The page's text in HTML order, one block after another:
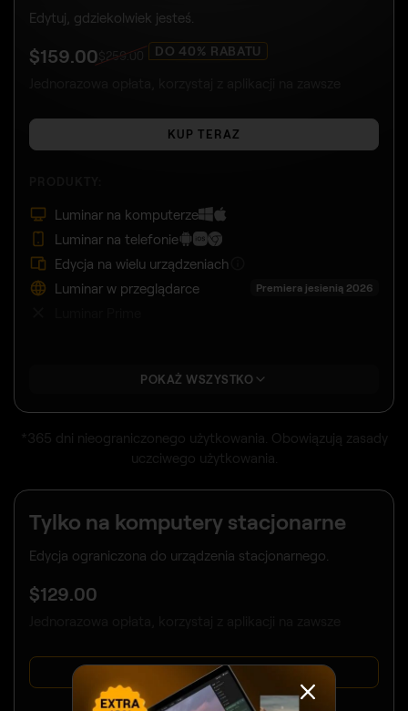
Tylko na komputery stacjonarne
Edycja ograniczona do urządzenia stacjonarnego.
$129.00
KUP TERAZ
Edytuj, gdziekolwiek jesteś.
$159.00 259.00 DO 40% RABATU
KUP TERAZ
Luminar na komputerze
Luminar na telefonie
Edycja na wielu urządzeniach
Luminar w przeglądarce
Premiera jesienią 2026
POKAŻ WSZYSTKO
*365 dni nieograniczonego użytkowania. Obowiązują zasady
uczciwego użytkowania.